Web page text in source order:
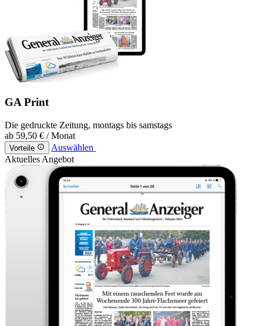
GA Print
Die gedruckte Zeitung, montags bis samstags
ab 59,50 € / Monat
Vorteile
Auswählen
Aktuelles Angebot